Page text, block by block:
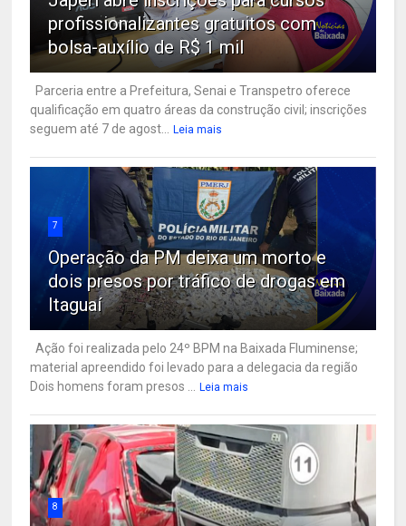
profissionalizantes gratuitos com
bolsa-auxílio de R$ 1 mil
Parceria entre a Prefeitura, Senai e Transpetro oferece
qualificação em quatro áreas da construção civil; inscrições
seguem até 7 de agost...
Leia mais
7
Operação da PM deixa um morto e
dois presos por tráfico de drogas em
Itaguaí
Ação foi realizada pelo 24º BPM na Baixada Fluminense;
material apreendido foi levado para a delegacia da região
Dois homens foram presos ...
Leia mais
8